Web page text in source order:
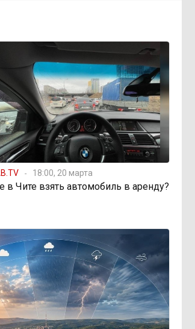
18:00, 20 марта
в Чите взять автомобиль в аренду?